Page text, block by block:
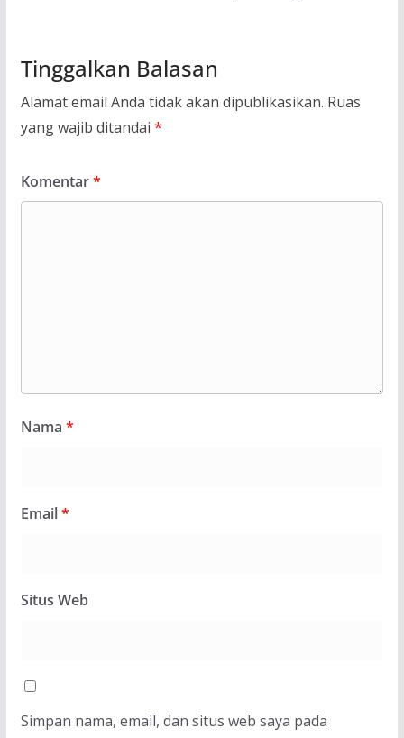
Tinggalkan Balasan
Alamat email Anda tidak akan dipublikasikan. Ruas
yang wajib ditandai *
Komentar*
Nama *
Email*
Situs Web
Simpan nama, email, dan situs web saya pada